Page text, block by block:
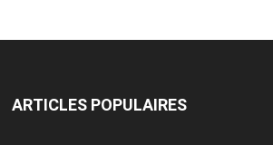
ARTICLES POPULAIRES